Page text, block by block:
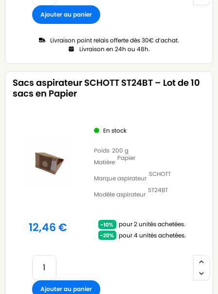
Ajouter au panier
Livraison point relais offerte dès 30€ d’achat.
Livraison en 24h ou 48h.
Sacs aspirateur SCHOTT ST24BT – Lot de 10
sacs en Papier
En stock
Poids 200 g
Matière
Papier
Marque aspirateur
SCHOTT
Modèle aspirateur
ST24BT
12,46€
pour 2 unités achetées.
pour 4 unités achetées.
Ajouter au panier